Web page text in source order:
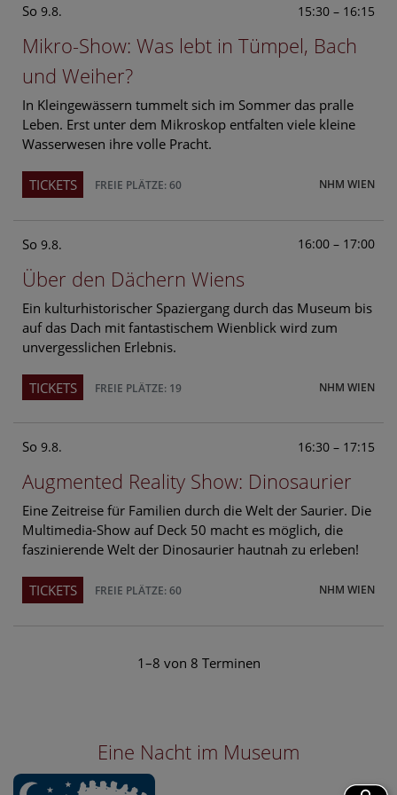
So 9.8. 15:30 – 16:15
Mikro-Show: Was lebt in Tümpel, Bach
und Weiher?
In Kleingewässern tummelt sich im Sommer das pralle
Leben. Erst unter dem Mikroskop entfalten viele kleine
Wasserwesen ihre volle Pracht.
NHM WIEN
TICKETS FREIE PLÄTZE: 60
So 9.8. 16:00 – 17:00
Über den Dächern Wiens
Ein kulturhistorischer Spaziergang durch das Museum bis
auf das Dach mit fantastischem Wienblick wird zum
unvergesslichen Erlebnis.
NHM WIEN
TICKETS FREIE PLÄTZE: 19
So 9.8. 16:30 – 17:15
Augmented Reality Show: Dinosaurier
Eine Zeitreise für Familien durch die Welt der Saurier. Die
Multimedia-Show auf Deck 50 macht es möglich, die
faszinierende Welt der Dinosaurier hautnah zu erleben!
NHM WIEN
TICKETS FREIE PLÄTZE: 60
1–8 von 8 Terminen
Eine Nacht im Museum